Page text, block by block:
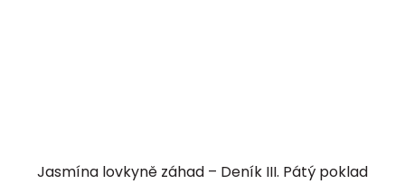
Jasmína lovkyně záhad – Deník III. Pátý poklad